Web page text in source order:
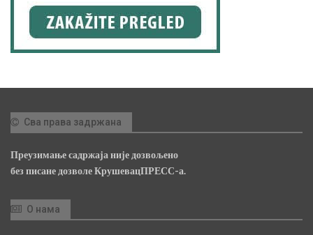
Сва права задржана
Преузимање садржаја није дозвољено
без писане дозволе КрушевацПРЕСС-а.
О нама